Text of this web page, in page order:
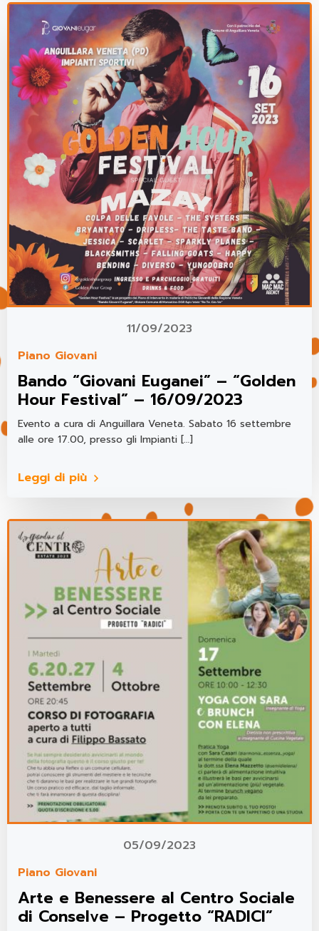
11/09/2023
Piano Giovani
Bando “Giovani Euganei” – “Golden
Hour Festival” – 16/09/2023
Evento a cura di Anguillara Veneta. Sabato 16 settembre
alle ore 17.00, presso gli Impianti […]
Leggi di più
05/09/2023
Piano Giovani
Arte e Benessere al Centro Sociale
di Conselve – Progetto “RADICI”